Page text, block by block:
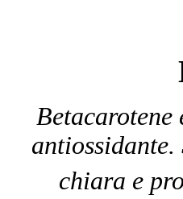
Betacarotene
chiara e